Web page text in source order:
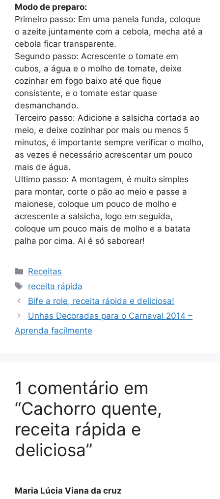
Modo de preparo:
Primeiro passo: Em uma panela funda, coloque
o azeite juntamente com a cebola, mecha até a
cebola ficar transparente.
Segundo passo: Acrescente o tomate em
cubos, a água e o molho de tomate, deixe
cozinhar em fogo baixo até que fique
consistente, e o tomate estar quase
desmanchando.
Terceiro passo: Adicione a salsicha cortada ao
meio, e deixe cozinhar por mais ou menos 5
minutos, é importante sempre verificar o molho,
as vezes é necessário acrescentar um pouco
mais de água.
Ultimo passo: A montagem, é muito simples
para montar, corte o pão ao meio e passe a
maionese, coloque um pouco de molho e
acrescente a salsicha, logo em seguida,
coloque um pouco mais de molho e a batata
palha por cima. Ai é só saborear!
Categorias
Receitas
Tags
receita rápida
Bife a role, receita rápida e deliciosa!
Unhas Decoradas para o Carnaval 2014 –
Aprenda facilmente
1 comentário em
“Cachorro quente,
receita rápida e
deliciosa”
Maria Lúcia Viana da cruz